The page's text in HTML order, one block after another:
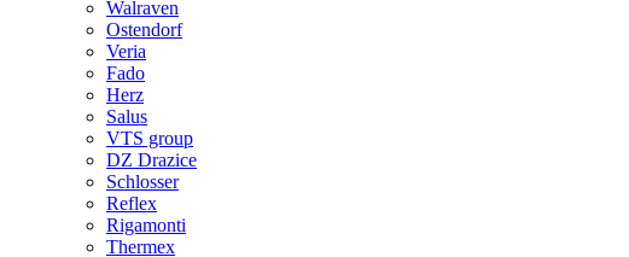
Walraven
Ostendorf
Veria
Fado
Herz
Salus
VTS group
DZ Drazice
Schlosser
Reflex
Rigamonti
Thermex